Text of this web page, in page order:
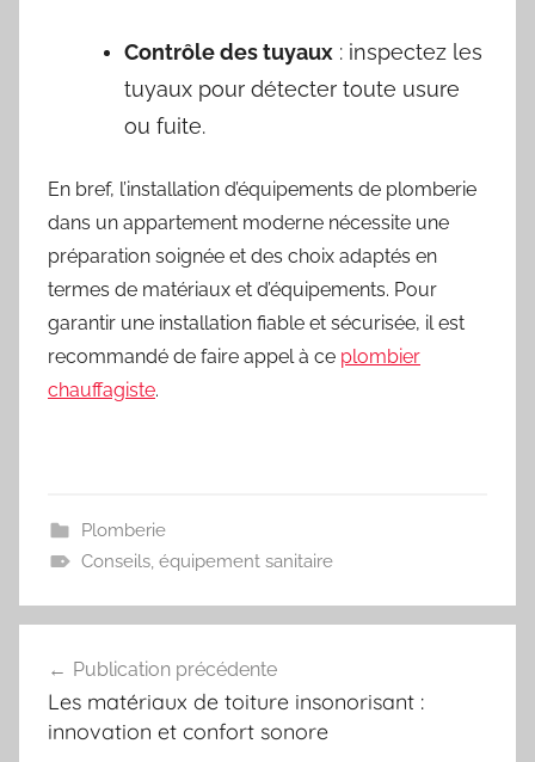
Contrôle des tuyaux : inspectez les
tuyaux pour détecter toute usure
ou fuite.
En bref, l’installation d’équipements de plomberie
dans un appartement moderne nécessite une
préparation soignée et des choix adaptés en
termes de matériaux et d’équipements. Pour
garantir une installation fiable et sécurisée, il est
recommandé de faire appel à ce plombier
chauffagiste.
Plomberie
Conseils, équipement sanitaire
de
l’article
Publication précédente
Les matériaux de toiture insonorisant :
innovation et confort sonore